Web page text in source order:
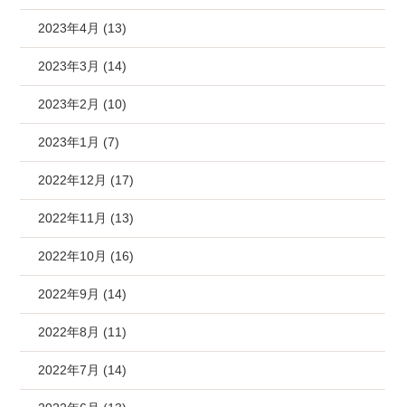
2023年4月 (13)
2023年3月 (14)
2023年2月 (10)
2023年1月 (7)
2022年12月 (17)
2022年11月 (13)
2022年10月 (16)
2022年9月 (14)
2022年8月 (11)
2022年7月 (14)